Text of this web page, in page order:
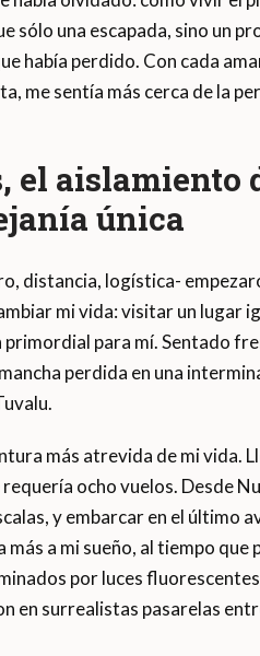
sólo una escapada, sino un
había perdido. Con cada
me sentía más cerca de la
el aislamiento
única
distancia, logística-
mi vida: visitar un lugar
para mí. Sentado
perdida en una
más atrevida de mi vida.
ocho vuelos. Desde
y embarcar en el último
a mi sueño, al tiempo que
por luces
en surrealistas pasarelas